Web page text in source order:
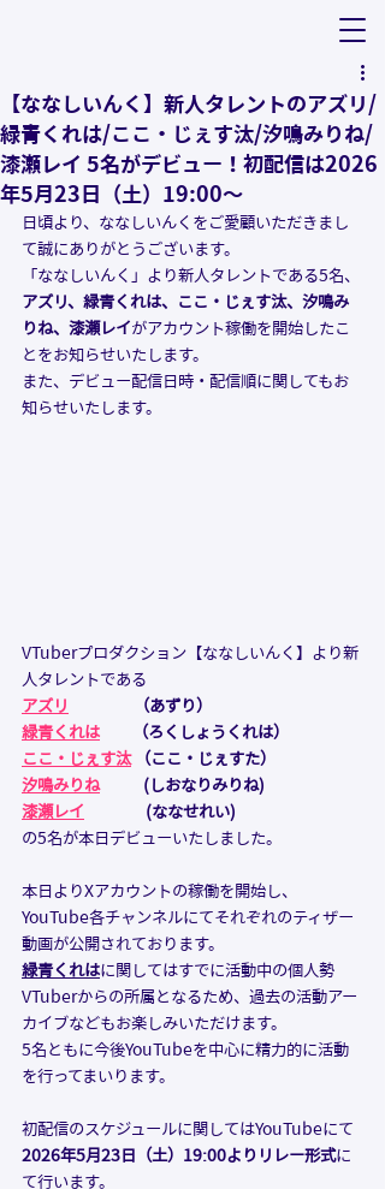
【ななしいんく】新人タレントのアズリ/
緑青くれは/ここ・じぇす汰/汐鳴みりね/
漆瀬レイ 5名がデビュー！初配信は2026
年5月23日（土）19:00〜
日頃より、ななしいんくをご愛顧いただきまし
て誠にありがとうございます。
「ななしいんく」より新人タレントである5名、
アズリ、 緑青くれは、 ここ・じぇす汰、 汐鳴み
りね、漆瀬レイがアカウント稼働を開始したこ
とをお知らせいたします。
また、デビュー配信日時・配信順に関してもお
知らせいたします。
VTuberプロダクション【ななしいんく】より新
人タレントである
アズリ
                  （あずり）
緑青くれは
（ろくしょうくれは）
ここ・じぇす汰
（ここ・じぇすた）
汐鳴みりね
            (しおなりみりね)
漆瀬レイ
                 (ななせれい)
の5名が本日デビューいたしました。
本日よりXアカウントの稼働を開始し、
YouTube各チャンネルにてそれぞれのティザー
動画が公開されております。
緑青くれはに関してはすでに活動中の個人勢
VTuberからの所属となるため、過去の活動アー
カイブなどもお楽しみいただけます。
5名ともに今後YouTubeを中心に精力的に活動
を行ってまいります。
初配信のスケジュールに関してはYouTubeにて
2026年5月23日（土）19:00よりリレー形式に
て行います。